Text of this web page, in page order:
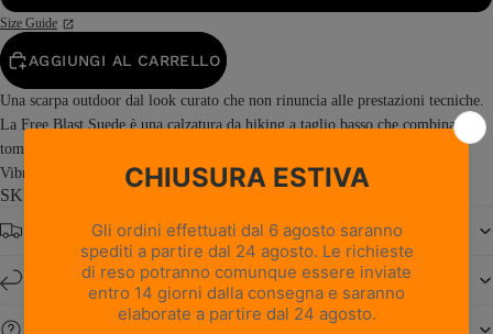
Size Guide
AGGIUNGI AL CARRELLO
Una scarpa outdoor dal look curato che non rinuncia alle prestazioni tecniche.
La Free Blast Suede è una calzatura da hiking a taglio basso che combina una
tomaia in pelle scamosciata con la stabilità e l’elevata aderenza della suola
Vibram® Junko. Prodotta in Italia, Free...
Read more
SKU: 0217PM1M-RI
Spedizione gratuita da € 150
Resi e cambi entro 14 giorni